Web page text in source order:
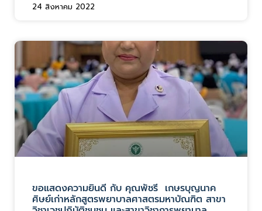
24 สิงหาคม 2022
ขอแสดงความยินดี กับ คุณพัชรี เกษรบุญนาค
ศิษย์เก่าหลักสูตรพยาบาลศาสตรมหาบัณฑิต สาขา